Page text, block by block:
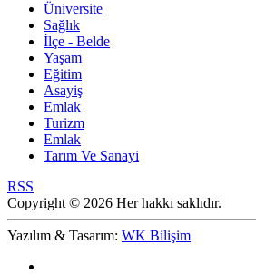
Üniversite
Sağlık
İlçe - Belde
Yaşam
Eğitim
Asayiş
Emlak
Turizm
Emlak
Tarım Ve Sanayi
RSS
Copyright © 2026 Her hakkı saklıdır.
Yazılım & Tasarım: WK Bilişim